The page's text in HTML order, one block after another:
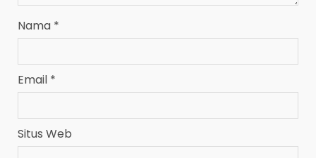
Nama *
Email *
Situs Web